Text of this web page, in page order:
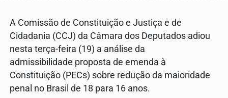
A Comissão de Constituição e Justiça e de
Cidadania (CCJ) da Câmara dos Deputados adiou
nesta terça-feira (19) a análise da
admissibilidade proposta de emenda à
Constituição (PECs) sobre redução da maioridade
penal no Brasil de 18 para 16 anos.